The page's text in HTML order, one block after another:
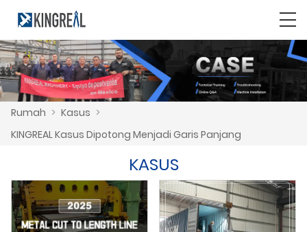
Rumah > Kasus >
KINGREAL Kasus Dipotong Menjadi Garis Panjang
KASUS